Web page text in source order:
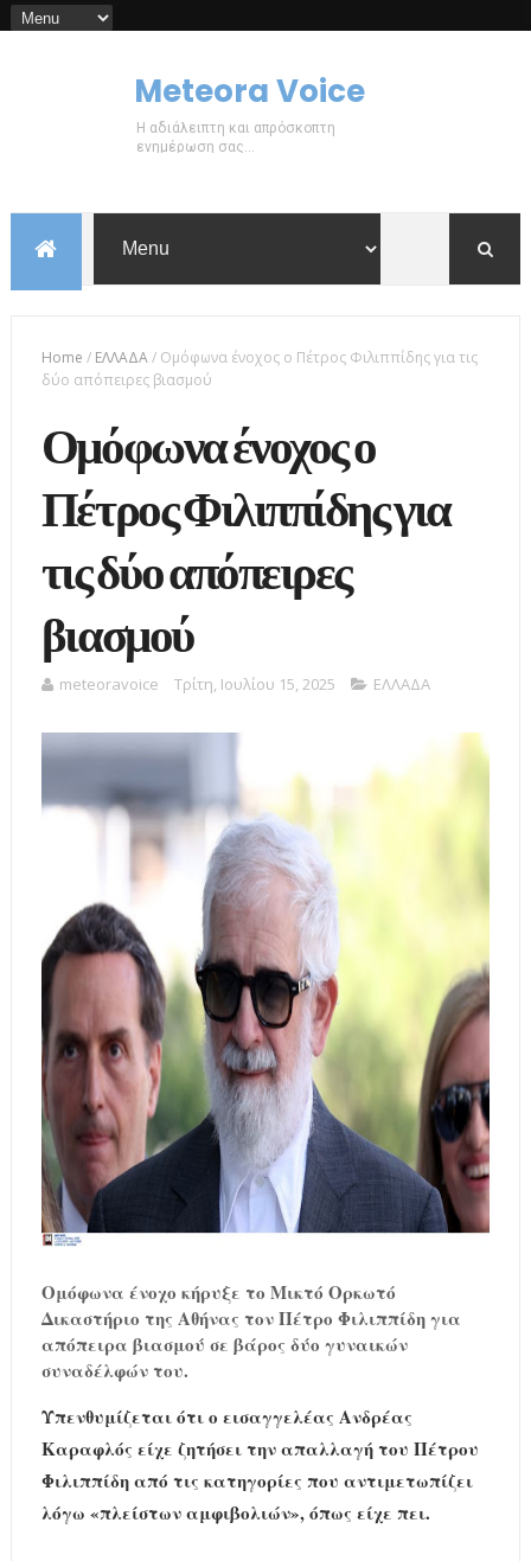
Meteora Voice
Η αδιάλειπτη και απρόσκοπτη
ενημέρωση σας...
Home / ΕΛΛΑΔΑ/ Ομόφωνα ένοχος ο Πέτρος Φιλιππίδης για τις
δύο απόπειρες βιασμού
Ομόφωνα ένοχος ο
Πέτρος Φιλιππίδης για
τις δύο απόπειρες
βιασμού
meteoravoice Τρίτη, Ιουλίου 15, 2025 ΕΛΛΑΔΑ
Ομόφωνα ένοχο κήρυξε το Μικτό Ορκωτό
Δικαστήριο της Αθήνας τον Πέτρο Φιλιππίδη για
απόπειρα βιασμού σε βάρος δύο γυναικών
συναδέλφών του.
Υπενθυμίζεται ότι ο εισαγγελέας Ανδρέας
Καραφλός είχε ζητήσει την απαλλαγή του Πέτρου
Φιλιππίδη από τις κατηγορίες που αντιμετωπίζει
λόγω «πλείστων αμφιβολιών», όπως είχε πει.